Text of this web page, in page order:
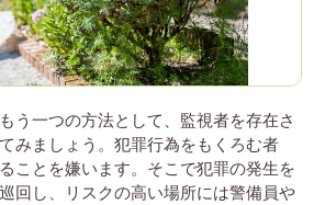
う一つの方法として、監視者を存在さ
みましょう。犯罪行為をもくろむ者
ことを嫌います。そこで犯罪の発生を
回し、リスクの高い場所には警備員や